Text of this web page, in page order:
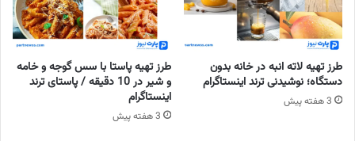
طرز تهیه لاته انبه در خانه بدون
دستگاه؛ نوشیدنی ترند اینستاگرام
3 هفته پیش
طرز تهیه پاستا با سس گوجه و خامه
و شیر در 10 دقیقه / پاستای ترند
اینستاگرام
3 هفته پیش